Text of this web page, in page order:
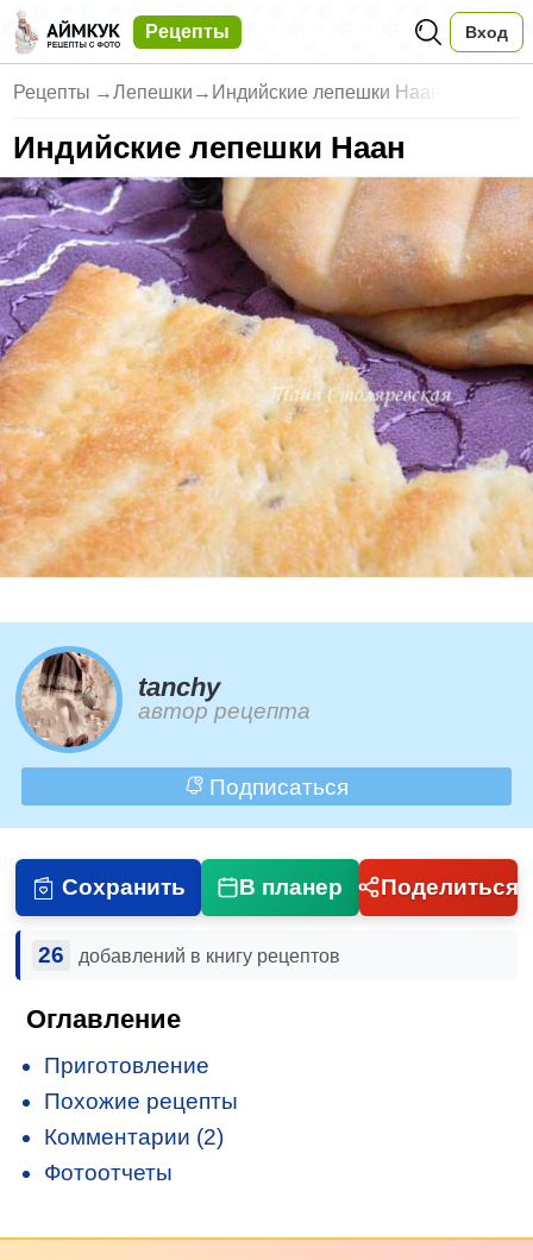
Рецепты Вход
Рецепты →Лепешки → Индийские лепешки Наан
Индийские лепешки Наан
tanchy
автор рецепта
Подписаться
Сохранить В планер Поделиться
26 добавлений в книгу рецептов
Оглавление
Приготовление
Похожие рецепты
Комментарии (2)
Фотоотчеты